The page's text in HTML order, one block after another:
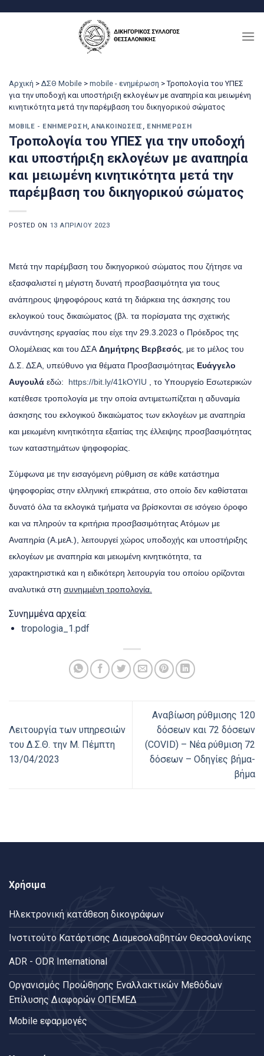
Αρχική > ΔΣΘ Mobile > mobile - ενημέρωση > Τροπολογία του ΥΠΕΣ
για την υποδοχή και υποστήριξη εκλογέων με αναπηρία και μειωμένη
κινητικότητα μετά την παρέμβαση του δικηγορικού σώματος
MOBILE - ΕΝΗΜΈΡΩΣΗ,ΑΝΑΚΟΙΝΏΣΕΙΣ , ΕΝΗΜΈΡΩΣΗ
Τροπολογία του ΥΠΕΣ για την υποδοχή
και υποστήριξη εκλογέων με αναπηρία
και μειωμένη κινητικότητα μετά την
παρέμβαση του δικηγορικού σώματος
POSTED ON 13 ΑΠΡΙΛΊΟΥ 2023
Μετά την παρέμβαση του δικηγορικού σώματος που ζήτησε να
εξασφαλιστεί η μέγιστη δυνατή προσβασιμότητα για τους
ανάπηρους ψηφοφόρους κατά τη διάρκεια της άσκησης του
εκλογικού τους δικαιώματος (βλ. τα πορίσματα της σχετικής
συνάντησης εργασίας που είχε την 29.3.2023 ο Πρόεδρος της
Ολομέλειας και του ΔΣΑΔημήτρης Βερβεσός, με το μέλος του
Δ.Σ. ΔΣΑ, υπεύθυνο για θέματα Προσβασιμότητας Ευάγγελο
Αυγουλά εδώ: https://bit.ly/41kOYIU , το Υπουργείο Εσωτερικών
κατέθεσε τροπολογία με την οποία αντιμετωπίζεται η αδυναμία
άσκησης του εκλογικού δικαιώματος των εκλογέων με αναπηρία
και μειωμένη κινητικότητα εξαιτίας της έλλειψης προσβασιμότητας
των καταστημάτων ψηφοφορίας.
Σύμφωνα με την εισαγόμενη ρύθμιση σε κάθε κατάστημα
ψηφοφορίας στην ελληνική επικράτεια, στο οποίο δεν καθίσταται
δυνατό όλα τα εκλογικά τμήματα να βρίσκονται σε ισόγειο όροφο
και να πληρούν τα κριτήρια προσβασιμότητας Ατόμων με
Αναπηρία (Α.μεΑ.), λειτουργεί χώρος υποδοχής και υποστήριξης
εκλογέων με αναπηρία και μειωμένη κινητικότητα, τα
χαρακτηριστικά και η ειδικότερη λειτουργία του οποίου ορίζονται
αναλυτικά στη συνημμένη τροπολογία.
Συνημμένα αρχεία:
tropologia_1.pdf
Λειτουργία των υπηρεσιών
του Δ.Σ.Θ. την Μ. Πέμπτη
13/04/2023
Αναβίωση ρύθμισης 120
δόσεων και 72 δόσεων
(COVID) – Nέα ρύθμιση 72
δόσεων – Οδηγίες βήμα-
βήμα
Χρήσιμα
Ηλεκτρονική κατάθεση δικογράφων
Ινστιτούτο Κατάρτισης Διαμεσολαβητών Θεσσαλονίκης
ADR - ODR International
Oργανισμός Προώθησης Εναλλακτικών Μεθόδων
Επίλυσης Διαφορών ΟΠΕΜΕΔ
Mobile εφαρμογές